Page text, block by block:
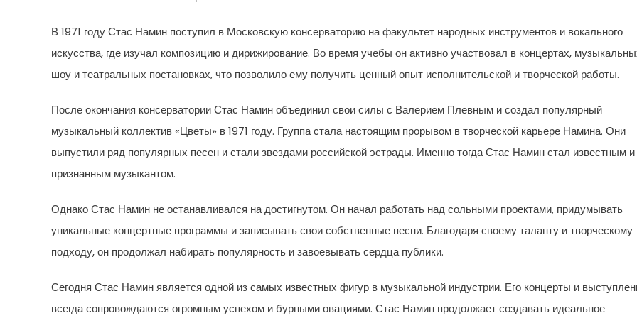
В 1971 году Стас Намин поступил в Московскую консерваторию на факультет народных инструментов и вокального
искусства, где изучал композицию и дирижирование. Во время учебы он активно участвовал в концертах,
шоу и театральных постановках, что позволило ему получить ценный опыт исполнительской и творческой работы.
После окончания консерватории Стас Намин объединил свои силы с Валерием Плевным и создал популярный
музыкальный коллектив «Цветы» в 1971 году. Группа стала настоящим прорывом в творческой карьере Намина. Они
выпустили ряд популярных песен и стали звездами российской эстрады. Именно тогда Стас Намин стал известным и
признанным музыкантом.
Однако Стас Намин не останавливался на достигнутом. Он начал работать над сольными проектами, придумывать
уникальные концертные программы и записывать свои собственные песни. Благодаря своему таланту и творческому
подходу, он продолжал набирать популярность и завоевывать сердца публики.
Сегодня Стас Намин является одной из самых известных фигур в музыкальной индустрии. Его концерты и
всегда сопровождаются огромным успехом и бурными овациями. Стас Намин продолжает создавать идеальное